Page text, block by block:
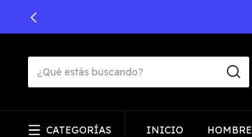
ENVÍO GRATIS SUPERANDO LOS $275.000
CATEGORÍAS INICIO HOMBRE